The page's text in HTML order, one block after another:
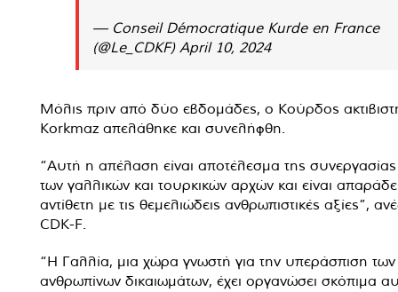
— Conseil Démocratique Kurde en France
(@Le_CDKF) April 10, 2024
Μόλις πριν από δύο εβδομάδες, ο Κούρδος
Korkmaz απελάθηκε και συνελήφθη.
“Αυτή η απέλαση είναι αποτέλεσμα της
των γαλλικών και τουρκικών αρχών και είναι
αντίθετη με τις θεμελιώδεις ανθρωπιστικές αξίες”,
CDK-F.
“Η Γαλλία, μια χώρα γνωστή για την υπεράσπιση των
ανθρωπίνων δικαιωμάτων, έχει οργανώσει σκόπιμα